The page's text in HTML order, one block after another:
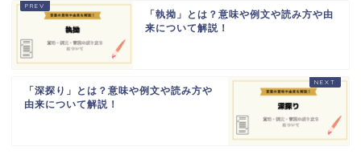
「執拗」とは？意味や例文や読み方や由
来について解説！
「深探り」とは？意味や例文や読み方や
由来について解説！